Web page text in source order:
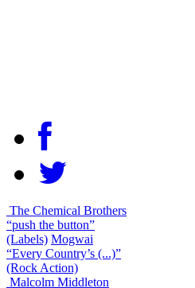
The Chemical Brothers
“push the button”
(Labels) Mogwai
“Every Country’s (...)”
(Rock Action)
Malcolm Middleton